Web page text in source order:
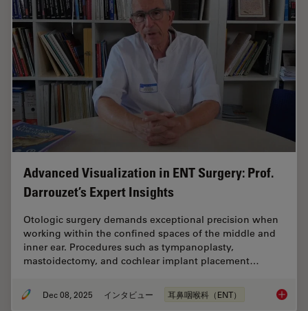
Advanced Visualization in ENT Surgery: Prof.
Darrouzet’s Expert Insights
Otologic surgery demands exceptional precision when
working within the confined spaces of the middle and
inner ear. Procedures such as tympanoplasty,
mastoidectomy, and cochlear implant placement…
Dec 08, 2025 インタビュー 耳鼻咽喉科（ENT）